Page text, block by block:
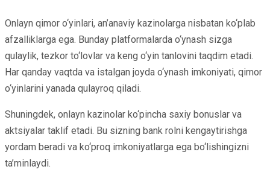
Onlayn qimor o‘yinlari, an’anaviy kazinolarga nisbatan ko‘plab
afzalliklarga ega. Bunday platformalarda o‘ynash sizga
qulaylik, tezkor to‘lovlar va keng o‘yin tanlovini taqdim etadi.
Har qanday vaqtda va istalgan joyda o‘ynash imkoniyati, qimor
o‘yinlarini yanada qulayroq qiladi.
Shuningdek, onlayn kazinolar ko‘pincha saxiy bonuslar va
aktsiyalar taklif etadi. Bu sizning bank rolni kengaytirishga
yordam beradi va ko‘proq imkoniyatlarga ega bo‘lishingizni
ta’minlaydi.